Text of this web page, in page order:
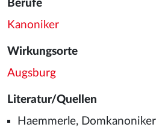
Berufe
Kanoniker
Wirkungsorte
Augsburg
Literatur/Quellen
Haemmerle,